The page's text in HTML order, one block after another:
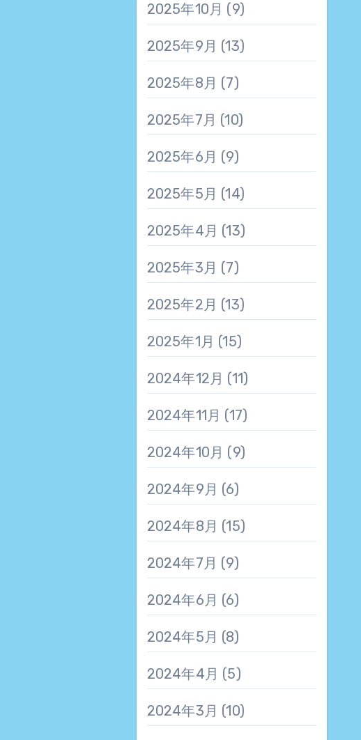
2025年10月 (9)
2025年9月 (13)
2025年8月 (7)
2025年7月 (10)
2025年6月 (9)
2025年5月 (14)
2025年4月 (13)
2025年3月 (7)
2025年2月 (13)
2025年1月 (15)
2024年12月 (11)
2024年11月 (17)
2024年10月 (9)
2024年9月 (6)
2024年8月 (15)
2024年7月 (9)
2024年6月 (6)
2024年5月 (8)
2024年4月 (5)
2024年3月 (10)